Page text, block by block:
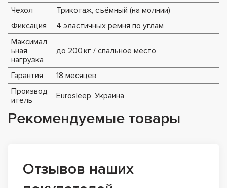
Чехол
Трикотаж, съёмный (на молнии)
Фиксация
4 эластичных ремня по углам
Максимал
ьная
нагрузка
до 200 кг / спальное место
Гарантия
18 месяцев
Производ
итель
Eurosleep, Украина
Рекомендуемые товары
Отзывов наших